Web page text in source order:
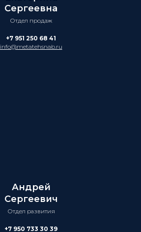
Сергеевна
Отдел продаж
+7 951 250 68 41
info@metatehsnab.ru
Андрей
Сергеевич
Отдел развития
+7 950 733 30 39